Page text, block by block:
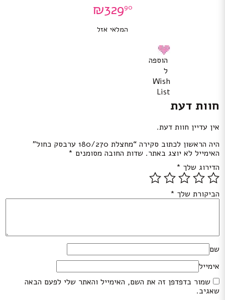
₪32990
המלאי אזל
הוספה
ל
Wish
List
חוות דעת
אין עדיין חוות דעת.
היה הראשון לכתוב סקירה “מחצלת 180/270 ערבסק כחול”
האימייל לא יוצג באתר. שדות החובה מסומנים *
הדירוג שלך *
הביקורת שלך *
שם
אימייל
שמור בדפדפן זה את השם, האימייל והאתר שלי לפעם הבאה
שאגיב.